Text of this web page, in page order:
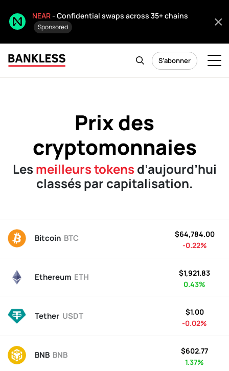
NEAR- Confidential swaps across 35+ chains
Sponsored
S’abonner
Prix des
cryptomonnaies
Les meilleurs tokens d’aujourd’hui
classés par capitalisation.
Bitcoin BTC
$64,784.00
-0.22%
Ethereum ETH
$1,921.83
0.43%
Tether USDT
$1.00
-0.02%
BNB BNB
$602.77
1.37%